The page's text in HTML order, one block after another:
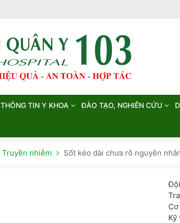
THÔNG TIN Y KHOA ĐÀO TẠO, NGHIÊN CỨU
Truyền nhiễm Sốt kéo dài chưa rõ nguyên
Kỹ